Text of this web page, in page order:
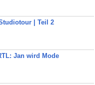
| Teil 2
Jan wird Mode